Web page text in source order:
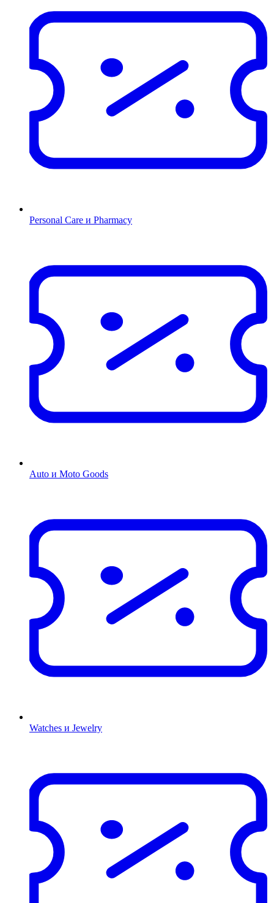
Personal Care и Pharmacy
Auto и Moto Goods
Watches и Jewelry